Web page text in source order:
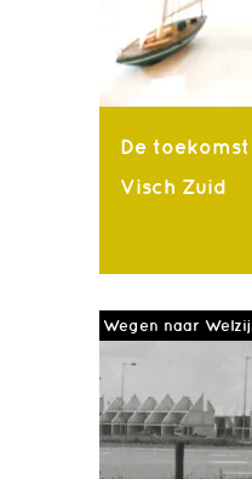
De
Visch Zuid
Wegen naar